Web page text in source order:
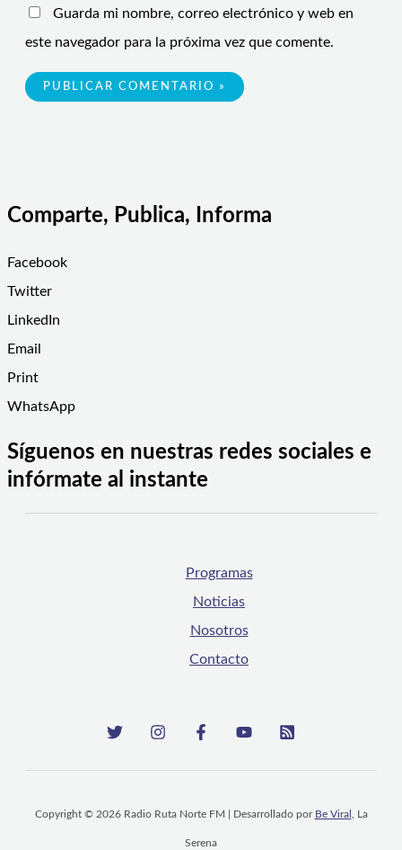
Guarda mi nombre, correo electrónico y web en
este navegador para la próxima vez que comente.
Comparte, Publica, Informa
Facebook
Twitter
LinkedIn
Email
Print
WhatsApp
Síguenos en nuestras redes sociales e
infórmate al instante
Programas
Noticias
Nosotros
Contacto
Copyright © 2026 Radio Ruta Norte FM | Desarrollado por Be Viral , La
Serena